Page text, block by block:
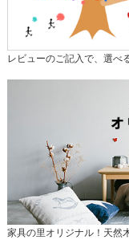
レビューのご記入で、選べ
家具の里オリジナル！天然